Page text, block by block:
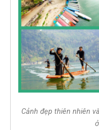
Cảnh đẹp thiên nhiên